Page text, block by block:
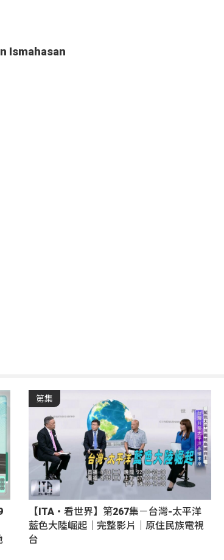
Ismahasan
第集
【ITA・看世界】第267集－台灣-太平洋
藍色大陸崛起｜完整影片｜原住民族電視
台